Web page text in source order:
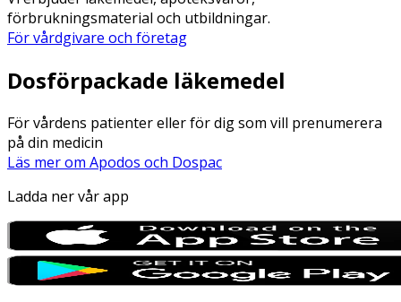
förbrukningsmaterial och utbildningar.
För vårdgivare och företag
Dosförpackade läkemedel
För vårdens patienter eller för dig som vill prenumerera
på din medicin
Läs mer om Apodos och Dospac
Ladda ner vår app